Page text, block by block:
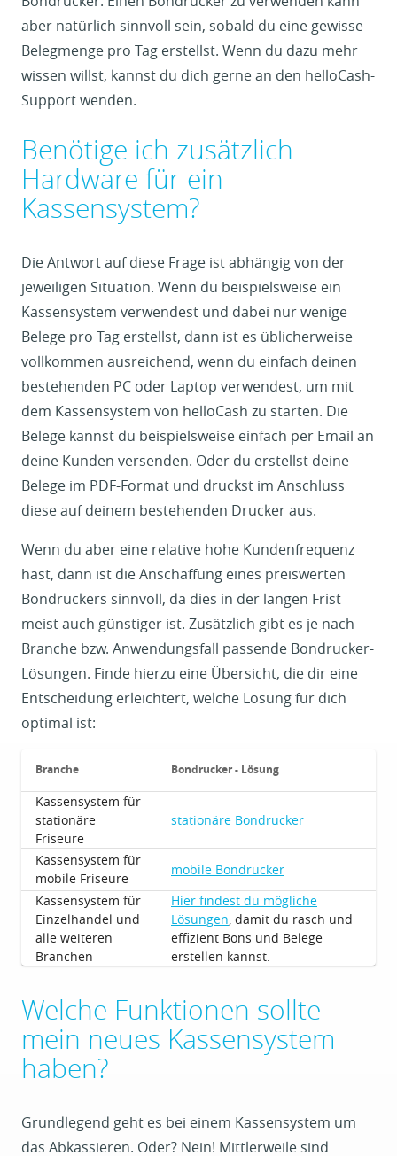
aber natürlich sinnvoll sein, sobald du eine gewisse
Belegmenge pro Tag erstellst. Wenn du dazu mehr
wissen willst, kannst du dich gerne an den helloCash-
Support wenden.
Benötige ich zusätzlich
Hardware für ein
Kassensystem?
Die Antwort auf diese Frage ist abhängig von der
jeweiligen Situation. Wenn du beispielsweise ein
Kassensystem verwendest und dabei nur wenige
Belege pro Tag erstellst, dann ist es üblicherweise
vollkommen ausreichend, wenn du einfach deinen
bestehenden PC oder Laptop verwendest, um mit
dem Kassensystem von helloCash zu starten. Die
Belege kannst du beispielsweise einfach per Email an
deine Kunden versenden. Oder du erstellst deine
Belege im PDF-Format und druckst im Anschluss
diese auf deinem bestehenden Drucker aus.
Wenn du aber eine relative hohe Kundenfrequenz
hast, dann ist die Anschaffung eines preiswerten
Bondruckers sinnvoll, da dies in der langen Frist
meist auch günstiger ist. Zusätzlich gibt es je nach
Branche bzw. Anwendungsfall passende Bondrucker-
Lösungen. Finde hierzu eine Übersicht, die dir eine
Entscheidung erleichtert, welche Lösung für dich
optimal ist:
Branche Bondrucker - Lösung
Kassensystem für
stationäre
Friseure
stationäre Bondrucker
Kassensystem für
mobile Friseure
mobile Bondrucker
Kassensystem für
Einzelhandel und
alle weiteren
Branchen
Hier findest du mögliche
Lösungen, damit du rasch und
effizient Bons und Belege
erstellen kannst.
Welche Funktionen sollte
mein neues Kassensystem
haben?
Grundlegend geht es bei einem Kassensystem um
das Abkassieren. Oder? Nein! Mittlerweile sind